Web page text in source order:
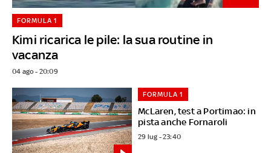
Kimi ricarica le pile: la sua routine in
vacanza
FORMULA 1
04 ago - 20:09
McLaren, test a Portimao: in
pista anche Fornaroli
FORMULA 1
29 lug - 23:40